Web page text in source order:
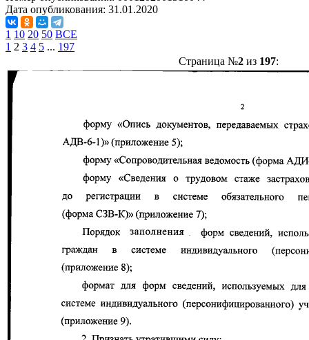
Дата опубликования: 31.01.2020
1 10 20 50 ВСЕ
1 2 3 4 5 ... 197
Страница №2из 197: